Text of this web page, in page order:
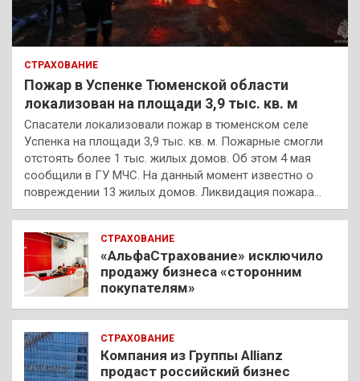
СТРАХОВАНИЕ
Пожар в Успенке Тюменской области
локализован на площади 3,9 тыс. кв. м
Спасатели локализовали пожар в тюменском селе
Успенка на площади 3,9 тыс. кв. м. Пожарные смогли
отстоять более 1 тыс. жилых домов. Об этом 4 мая
сообщили в ГУ МЧС. На данный момент известно о
повреждении 13 жилых домов. Ликвидация пожара…
СТРАХОВАНИЕ
«АльфаСтрахование» исключило
продажу бизнеса «сторонним
покупателям»
СТРАХОВАНИЕ
Компания из Группы Allianz
продаст российский бизнес